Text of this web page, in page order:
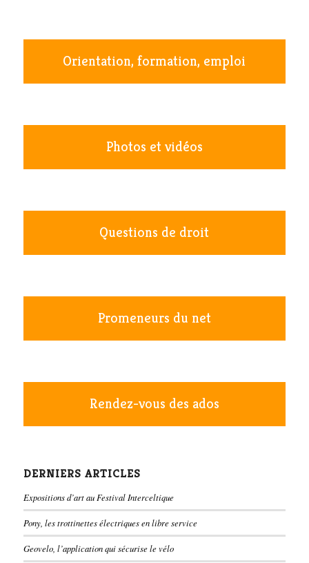
Orientation, formation, emploi
Photos et vidéos
Questions de droit
Promeneurs du net
Rendez-vous des ados
DERNIERS ARTICLES
Expositions d’art au Festival Interceltique
Pony, les trottinettes électriques en libre service
Geovelo, l’application qui sécurise le vélo